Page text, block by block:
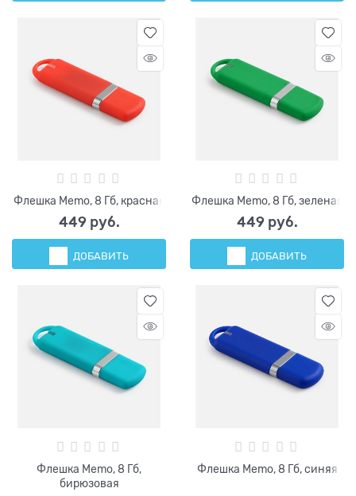
Флешка Memo, 8 Гб, красная
449 руб.
ДОБАВИТЬ
Флешка Memo, 8 Гб, зеленая
449 руб.
ДОБАВИТЬ
Флешка Memo, 8 Гб,
бирюзовая
Флешка Memo, 8 Гб, синяя